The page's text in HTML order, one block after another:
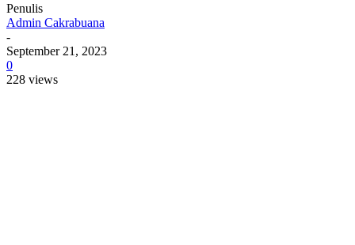
Penulis
Admin Cakrabuana
-
September 21, 2023
0
228 views